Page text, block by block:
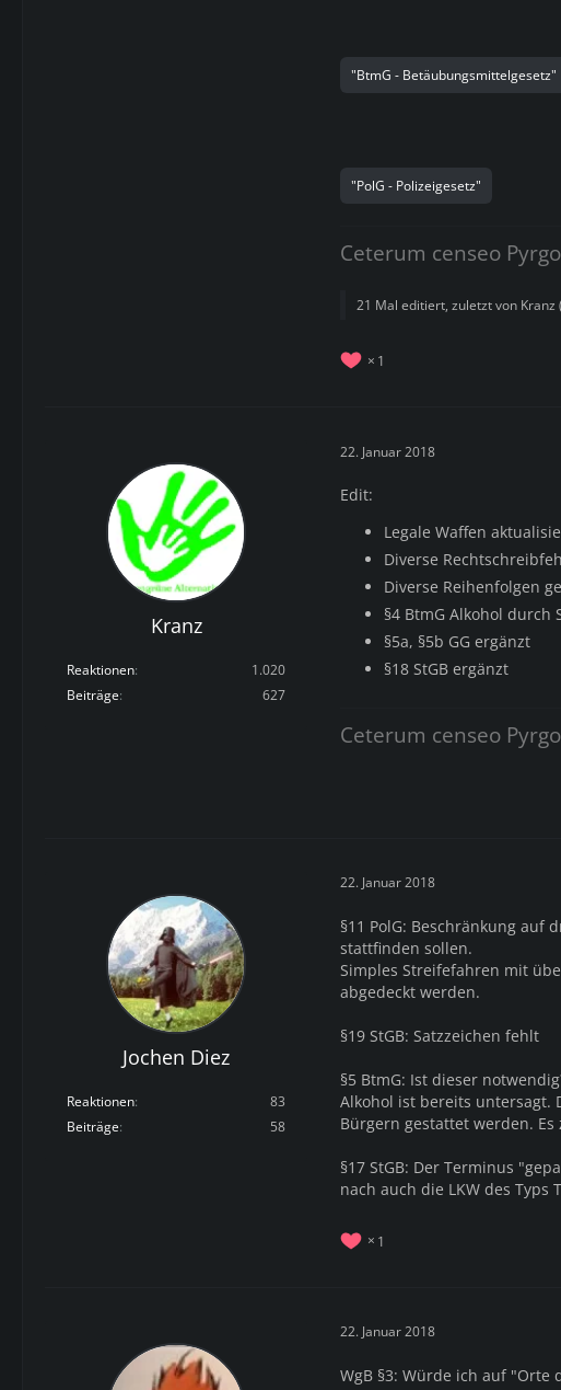
"BtmG - Betäubungsmittelgesetz"
"PolG - Polizeigesetz"
Ceterum censeo
21 Mal editiert, zuletzt von Kranz (
1
Kranz
Reaktionen
1.020
Beiträge
627
22. Januar 2018
Edit:
Legale Waffen
Diverse
Diverse Reihenfolgen
§4 BtmG Alkohol durch
§5a, §5b GG ergänzt
§18 StGB ergänzt
Ceterum censeo
Jochen Diez
Reaktionen
83
Beiträge
58
22. Januar 2018
§11 PolG: Beschränkung auf
stattfinden sollen.
Simples Streifefahren mit
abgedeckt werden.
§19 StGB: Satzzeichen fehlt
§5 BtmG: Ist dieser
Alkohol ist bereits untersagt.
Bürgern gestattet werden.
§17 StGB: Der Terminus
nach auch die LKW des
1
22. Januar 2018
WgB §3: Würde ich auf